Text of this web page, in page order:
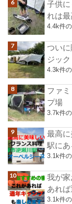
子供
れは
4.4k件
つい
ジッ
4.3k件
ファ
プ場
3.7k件
最高に
駅にあ
3.1k件
我が
あれば
3.1k件